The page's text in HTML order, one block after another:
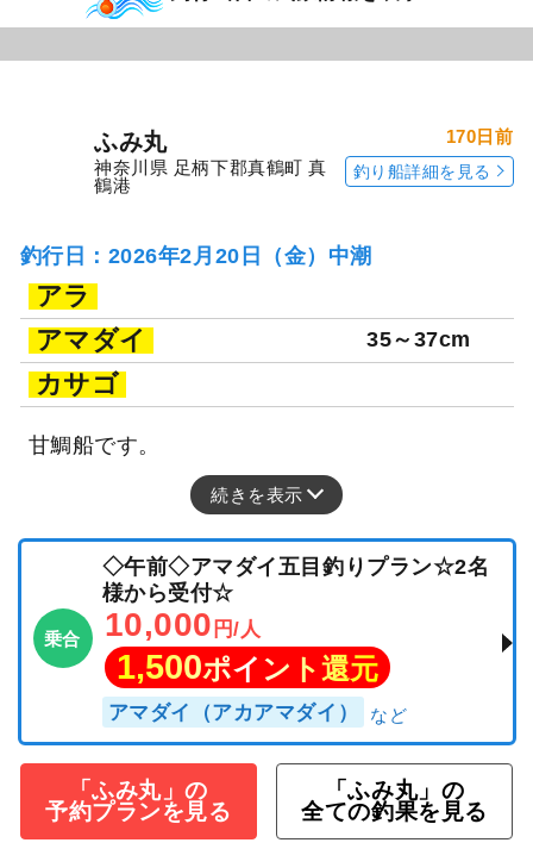
続きを表示
釣行当日の気象情報を表示
ふみ丸
神奈川県 足柄下郡真鶴町 真
鶴港
釣り船詳細を見る
アラ
カサゴ
甘鯛船です。
続きを表示
乗合
◇午前◇アマダイ五目釣りプラン☆2名
10,000
1,500ポイント還元